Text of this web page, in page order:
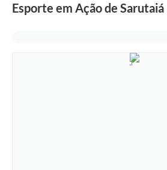
Esporte em Ação de Sarutaiá